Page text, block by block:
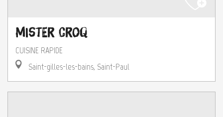
Mister Croq
CUISINE RAPIDE
Saint-gilles-les-bains, Saint-Paul